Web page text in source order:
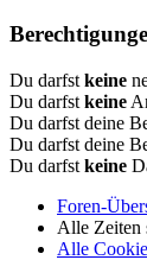
Du darfst keine
Du darfst keine
Du darfst deine
Du darfst deine
Du darfst keine
Foren-
Alle Zeiten
Alle